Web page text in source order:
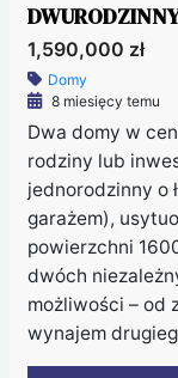
1,590,000 zł
Domy
8 miesięcy temu
Dwa domy w
rodziny lub
jednorodzinny o
garażem),
powierzchni
dwóch
możliwości – od
wynajem